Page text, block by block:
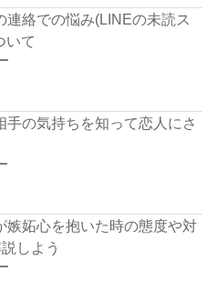
連絡での悩み(LINEの未読ス
いて
手の気持ちを知って恋人にさ
嫉妬心を抱いた時の態度や対
しよう